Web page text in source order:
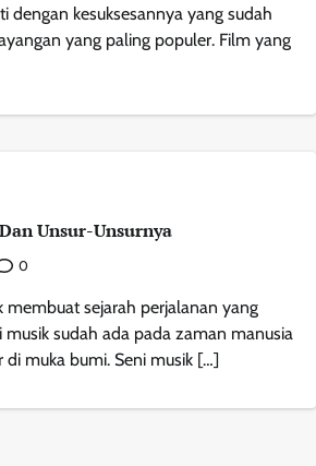
dengan kesuksesannya yang sudah
yang paling populer. Film yang
Unsur-Unsurnya
0
membuat sejarah perjalanan yang
musik sudah ada pada zaman manusia
di muka bumi. Seni musik […]